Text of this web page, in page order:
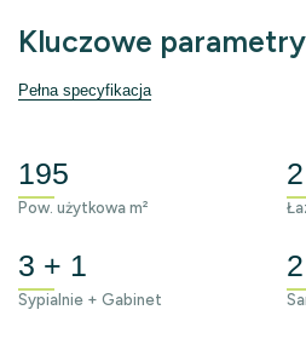
Kluczowe parametry
Pełna specyfikacja
195
Pow. użytkowa m²
3 + 1
Sypialnie + Gabinet
2